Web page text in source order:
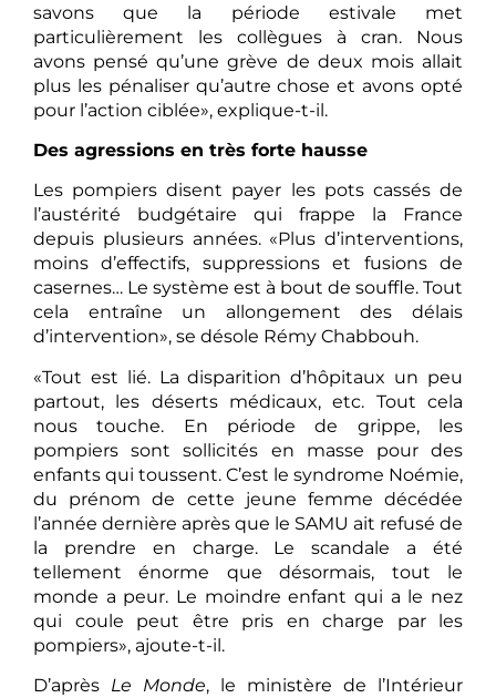
savons que la période estivale met
particulièrement les collègues à cran. Nous
avons pensé qu’une grève de deux mois allait
plus les pénaliser qu’autre chose et avons opté
pour l’action ciblée», explique-t-il.
Des agressions en très forte hausse
Les pompiers disent payer les pots cassés de
l’austérité budgétaire qui frappe la France
depuis plusieurs années. «Plus d’interventions,
moins d’effectifs, suppressions et fusions de
casernes… Le système est à bout de souffle. Tout
cela entraîne un allongement des délais
d’intervention», se désole Rémy Chabbouh.
«Tout est lié. La disparition d’hôpitaux un peu
partout, les déserts médicaux, etc. Tout cela
nous touche. En période de grippe, les
pompiers sont sollicités en masse pour des
enfants qui toussent. C’est le syndrome Noémie,
du prénom de cette jeune femme décédée
l’année dernière après que le SAMU ait refusé de
la prendre en charge. Le scandale a été
tellement énorme que désormais, tout le
monde a peur. Le moindre enfant qui a le nez
qui coule peut être pris en charge par les
pompiers», ajoute-t-il.
D’après Le Monde, le ministère de l’Intérieur